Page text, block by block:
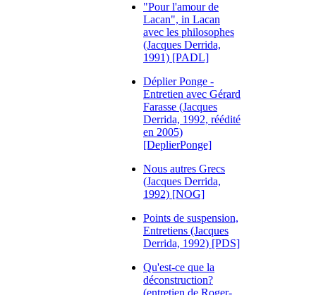
"Pour l'amour de
Lacan", in Lacan
avec les philosophes
(Jacques Derrida,
1991) [PADL]
Déplier Ponge -
Entretien avec Gérard
Farasse (Jacques
Derrida, 1992, réédité
en 2005)
[DeplierPonge]
Nous autres Grecs
(Jacques Derrida,
1992) [NOG]
Points de suspension,
Entretiens (Jacques
Derrida, 1992) [PDS]
Qu'est-ce que la
déconstruction?
(entretien de Roger-